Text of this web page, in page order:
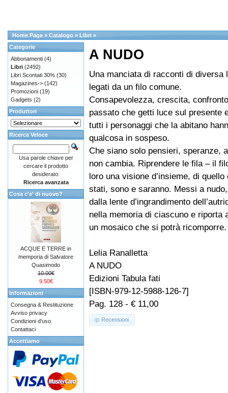
Home Page » Catalogo » Libri »
A NUDO
Una manciata di racconti di diversa
legati da un filo comune.
Consapevolezza, crescita,
passato che getti luce sul presente
tutti i personaggi che la abitano
qualcosa in sospeso.
Che siano solo pensieri, speranze,
non cambia. Riprendere le fila – il
loro una visione d’insieme, di quello
stati, sono e saranno. Messi a
dalla lente d’ingrandimento
nella memoria di ciascuno e riporta
un mosaico che si potrà ricomporre.
Lelia Ranalletta
A NUDO
Edizioni Tabula fati
[ISBN-979-12-5988-126-7]
Pag. 128 - € 11,00
Recensioni
Categorie
Abbonamenti (4)
Libri (2492)
Libri Scontati 30% (30)
Magazines-> (142)
Promozioni (19)
Gadgets (2)
Produttori
Ricerca Veloce
Usa parole chiave per
cercare il prodotto
desiderato.
Ricerca avanzata
Cosa c'e' di nuovo?
ACQUE E TERRE in
memporia di Salvatore
Quasimodo
10.00€
9.50€
Informazioni
Consegna & Restituzione
Avviso privacy
Condizioni d'uso
Contattaci
Accettiamo